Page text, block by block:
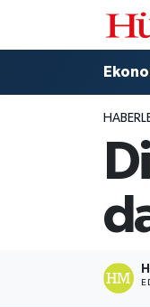
Ekonomi
Gündem
Kültür &
Hava Durumu
Trafik Durumu
Süper Lig
Tüm
Haber Arşivi